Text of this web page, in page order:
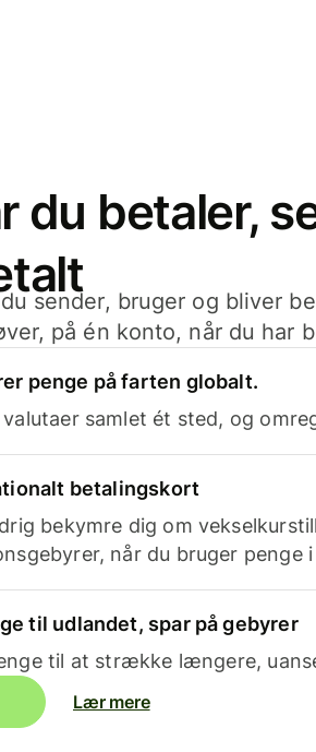
du betaler,
sender, bruger og bliver
på én konto, når du har
penge på farten globalt.
samlet ét sted, og
betalingskort
bekymre dig om
når du bruger penge
til udlandet, spar på gebyrer
til at strække længere,
Lær mere